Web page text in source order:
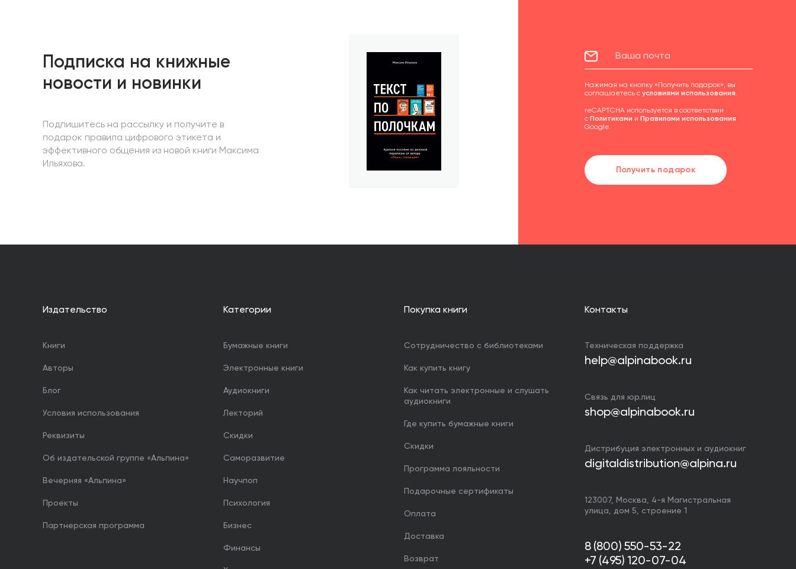
Подписка на книжные
новости и новинки
Подпишитесь на рассылку и получите в
подарок правила цифрового этикета и
эффективного общения из новой книги Максима
Ильяхова.
Нажимая на кнопку «Получить подарок», вы
соглашаетесь с условиями использования.
reCAPTCHA используется в соответствии
с Политиками и Правилами использования
Google.
Получить подарок
Издательство
Книги
Авторы
Блог
Условия использования
Реквизиты
Об издательской группе «Альпина»
Вечерняя «Альпина»
Проекты
Партнерская программа
Категории
Бумажные книги
Электронные книги
Аудиокниги
Лекторий
Скидки
Саморазвитие
Научпоп
Психология
Бизнес
Финансы
Покупка книги
Сотрудничество с библиотеками
Как купить книгу
Как читать электронные и слушать
аудиокниги
Где купить бумажные книги
Скидки
Программа лояльности
Подарочные сертификаты
Оплата
Доставка
Возврат
Контакты
Техническая поддержка
help@alpinabook.ru
Связь для юр.лиц
shop@alpinabook.ru
Дистрибуция электронных и аудиокниг
digitaldistribution@alpina.ru
123007, Москва, 4-я Магистральная
улица, дом 5, строение 1
8 (800) 550-53-22
+7 (495) 120-07-04